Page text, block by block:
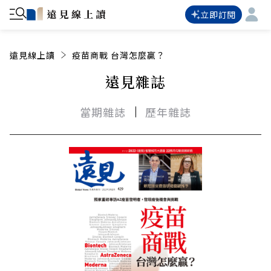
立即訂閱
遠見線上讀 疫苗商戰 台灣怎麼贏？
遠見雜誌
當期雜誌 歷年雜誌